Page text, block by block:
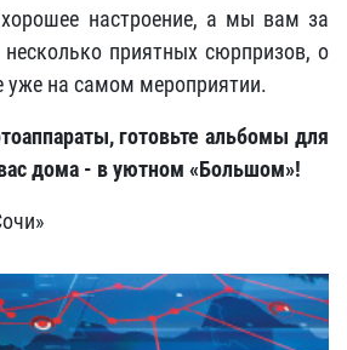
хорошее настроение, а мы вам за
приятных сюрпризов, о
уже на самом мероприятии.
готовьте альбомы для
дома - в уютном «Большом»!